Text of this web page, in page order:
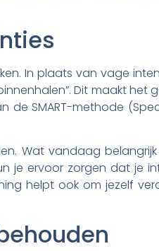
In plaats van vage
Dit maakt het
SMART-methode
Wat vandaag
je ervoor zorgen dat je
helpt ook om jezelf